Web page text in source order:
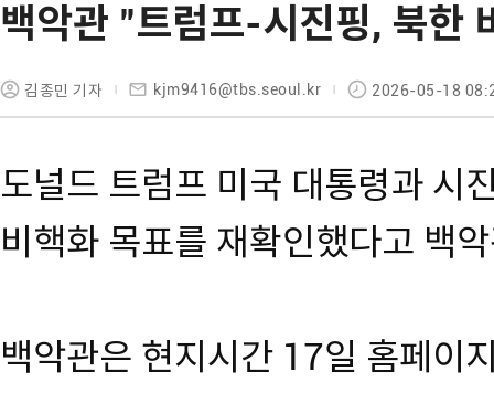
백악관 "트럼프-시진핑, 북한
김종민 기자 kjm9416@tbs.seoul.kr 2026-05-18
도널드 트럼프 미국 대통령과 시
비핵화 목표를 재확인했다고 백
백악관은 현지시간 17일 홈페이